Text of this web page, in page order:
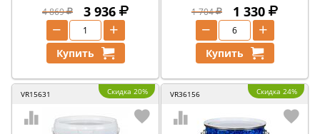
4 869 3 936
+
−
Купить
1 704 1 330
+
−
Купить
VR15631 Скидка 20% VR36156 Скидка 24%